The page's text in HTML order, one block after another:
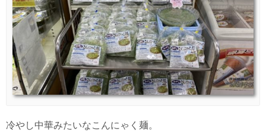
冷やし中華みたいなこんにゃく麺。